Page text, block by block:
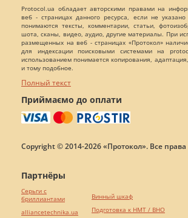
Protocol.ua обладает авторскими правами на
веб - страницах данного ресурса, если не
понимаются тексты, комментарии, статьи,
шота, сканы, видео, аудио, другие материалы. При
размещенных на веб - страницах «Протокол»
для индексации поисковыми системами на
использованием понимается копирования,
и тому подобное.
Полный текст
Приймаємо до оплати
Copyright © 2014-2026 «Протокол». Все
Партнёры
Серьги с
бриллиантами
alliancetechnika.ua
Винный шкаф
Подготовка к НМТ / ВНО